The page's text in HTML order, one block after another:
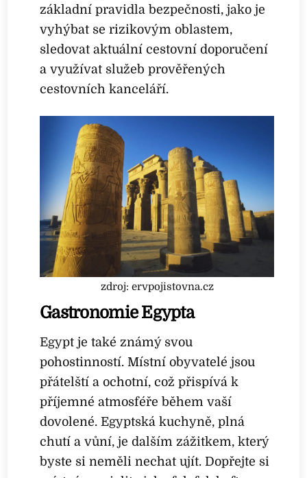
základní pravidla bezpečnosti, jako je
vyhýbat se rizikovým oblastem,
sledovat aktuální cestovní doporučení
a využívat služeb prověřených
cestovních kanceláří.
zdroj: ervpojistovna.cz
Gastronomie Egypta
Egypt je také známý svou
pohostinností. Místní obyvatelé jsou
přátelští a ochotní, což přispívá k
příjemné atmosféře během vaší
dovolené. Egyptská kuchyně, plná
chutí a vůní, je dalším zážitkem, který
byste si neměli nechat ujít. Dopřejte si